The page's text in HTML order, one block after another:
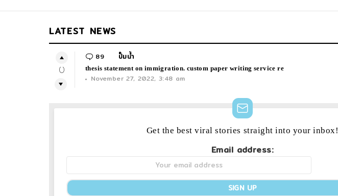
LATEST NEWS
89 Comments
ปั๊มน้ำ
thesis statement on immigration. custom paper writing service re
November 27, 2022, 3:48 am
0
Get the best viral stories straight into your inbox!
Email address: